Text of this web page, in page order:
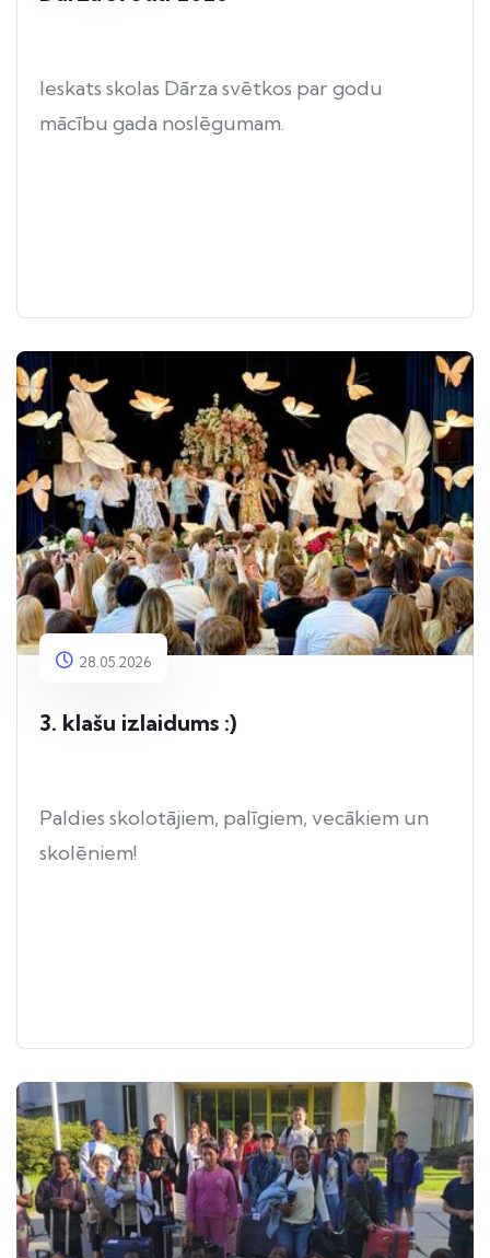
Ieskats skolas Dārza svētkos par godu
mācību gada noslēgumam.
28.05.2026
3. klašu izlaidums :)
Paldies skolotājiem, palīgiem, vecākiem un
skolēniem!